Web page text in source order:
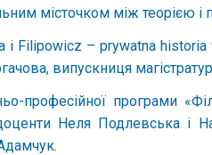
місточком між теорією і
Filipowicz – prywatna
випускниця
професійної програми
Неля Подлевська і